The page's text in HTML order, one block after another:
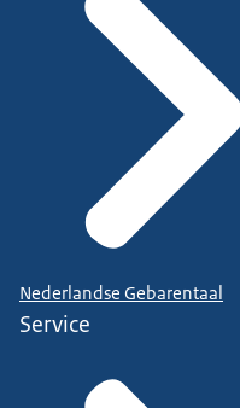
Nederlandse Gebarentaal
Service